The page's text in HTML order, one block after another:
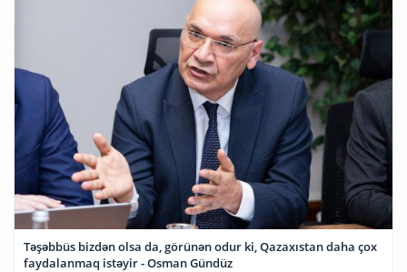
Təşəbbüs bizdən olsa da, görünən odur ki, Qazaxıstan daha çox
faydalanmaq istəyir - Osman Gündüz